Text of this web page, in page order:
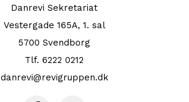
Danrevi Sekretariat
Vestergade 165A, 1. sal
5700 Svendborg
Tlf. 6222 0212
danrevi@revigruppen.dk